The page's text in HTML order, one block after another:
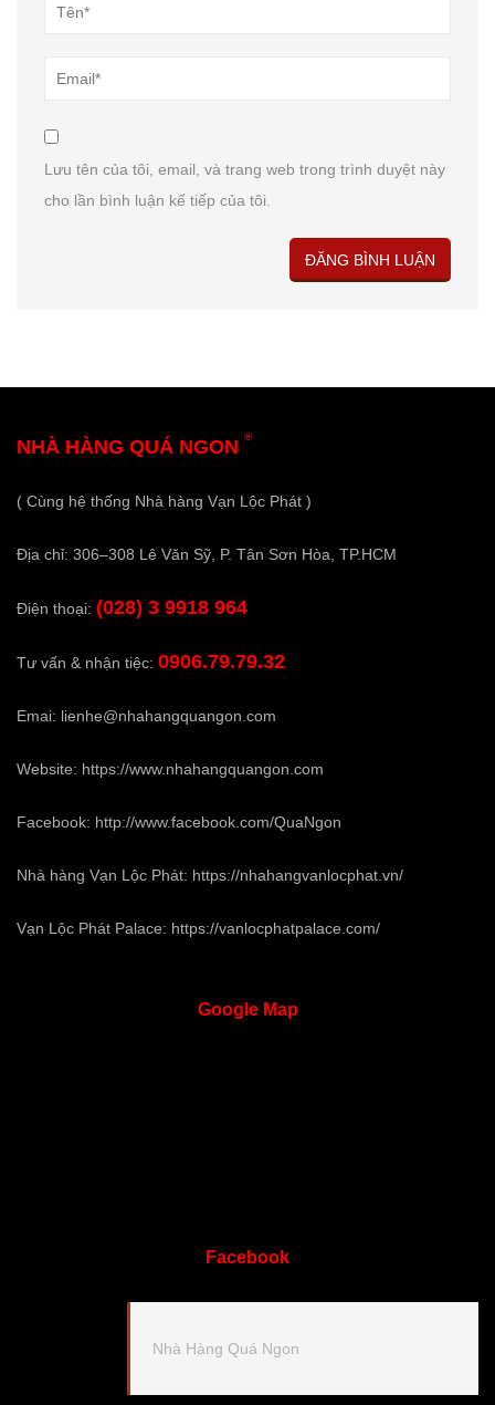
Lưu tên của tôi, email, và trang web trong trình duyệt này
cho lần bình luận kế tiếp của tôi.
NHÀ HÀNG QUÁ NGON ®
( Cùng hệ thống Nhà hàng Vạn Lộc Phát )
Địa chỉ: 306–308 Lê Văn Sỹ, P. Tân Sơn Hòa, TP.HCM
Điện thoại: (028) 3 9918 964
Tư vấn & nhận tiệc: 0906.79.79.32
Emai: lienhe@nhahangquangon.com
Website: https://www.nhahangquangon.com
Facebook: http://www.facebook.com/QuaNgon
Nhà hàng Vạn Lộc Phát: https://nhahangvanlocphat.vn/
Vạn Lộc Phát Palace: https://vanlocphatpalace.com/
GoogleMap
Facebook
Nhà Hàng Quá Ngon